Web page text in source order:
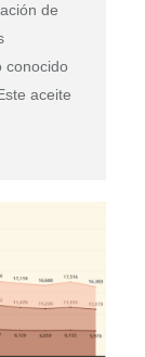
de
conocido
aceite